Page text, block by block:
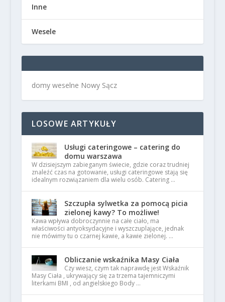
Inne
Wesele
domy weselne Nowy Sącz
LOSOWE ARTYKUŁY
Usługi cateringowe – catering do
domu warszawa
W dzisiejszym zabieganym świecie, gdzie coraz trudniej
znaleźć czas na gotowanie, usługi cateringowe stają się
idealnym rozwiązaniem dla wielu osób. Catering …
Szczupła sylwetka za pomocą picia
zielonej kawy? To możliwe!
Kawa wpływa dobroczynnie na całe ciało, ma
właściwości antyoksydacyjne i wyszczuplające, jednak
nie mówimy tu o czarnej kawie, a kawie zielonej. …
Obliczanie wskaźnika Masy Ciała
Czy wiesz, czym tak naprawdę jest Wskaźnik
Masy Ciała , ukrywający się za trzema tajemniczymi
literkami BMI , od angielskiego Body …